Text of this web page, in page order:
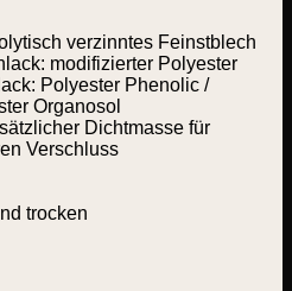
verzinntes Feinstblech
modifizierter Polyester
Polyester Phenolic /
Organosol
Dichtmasse für
Verschluss
trocken